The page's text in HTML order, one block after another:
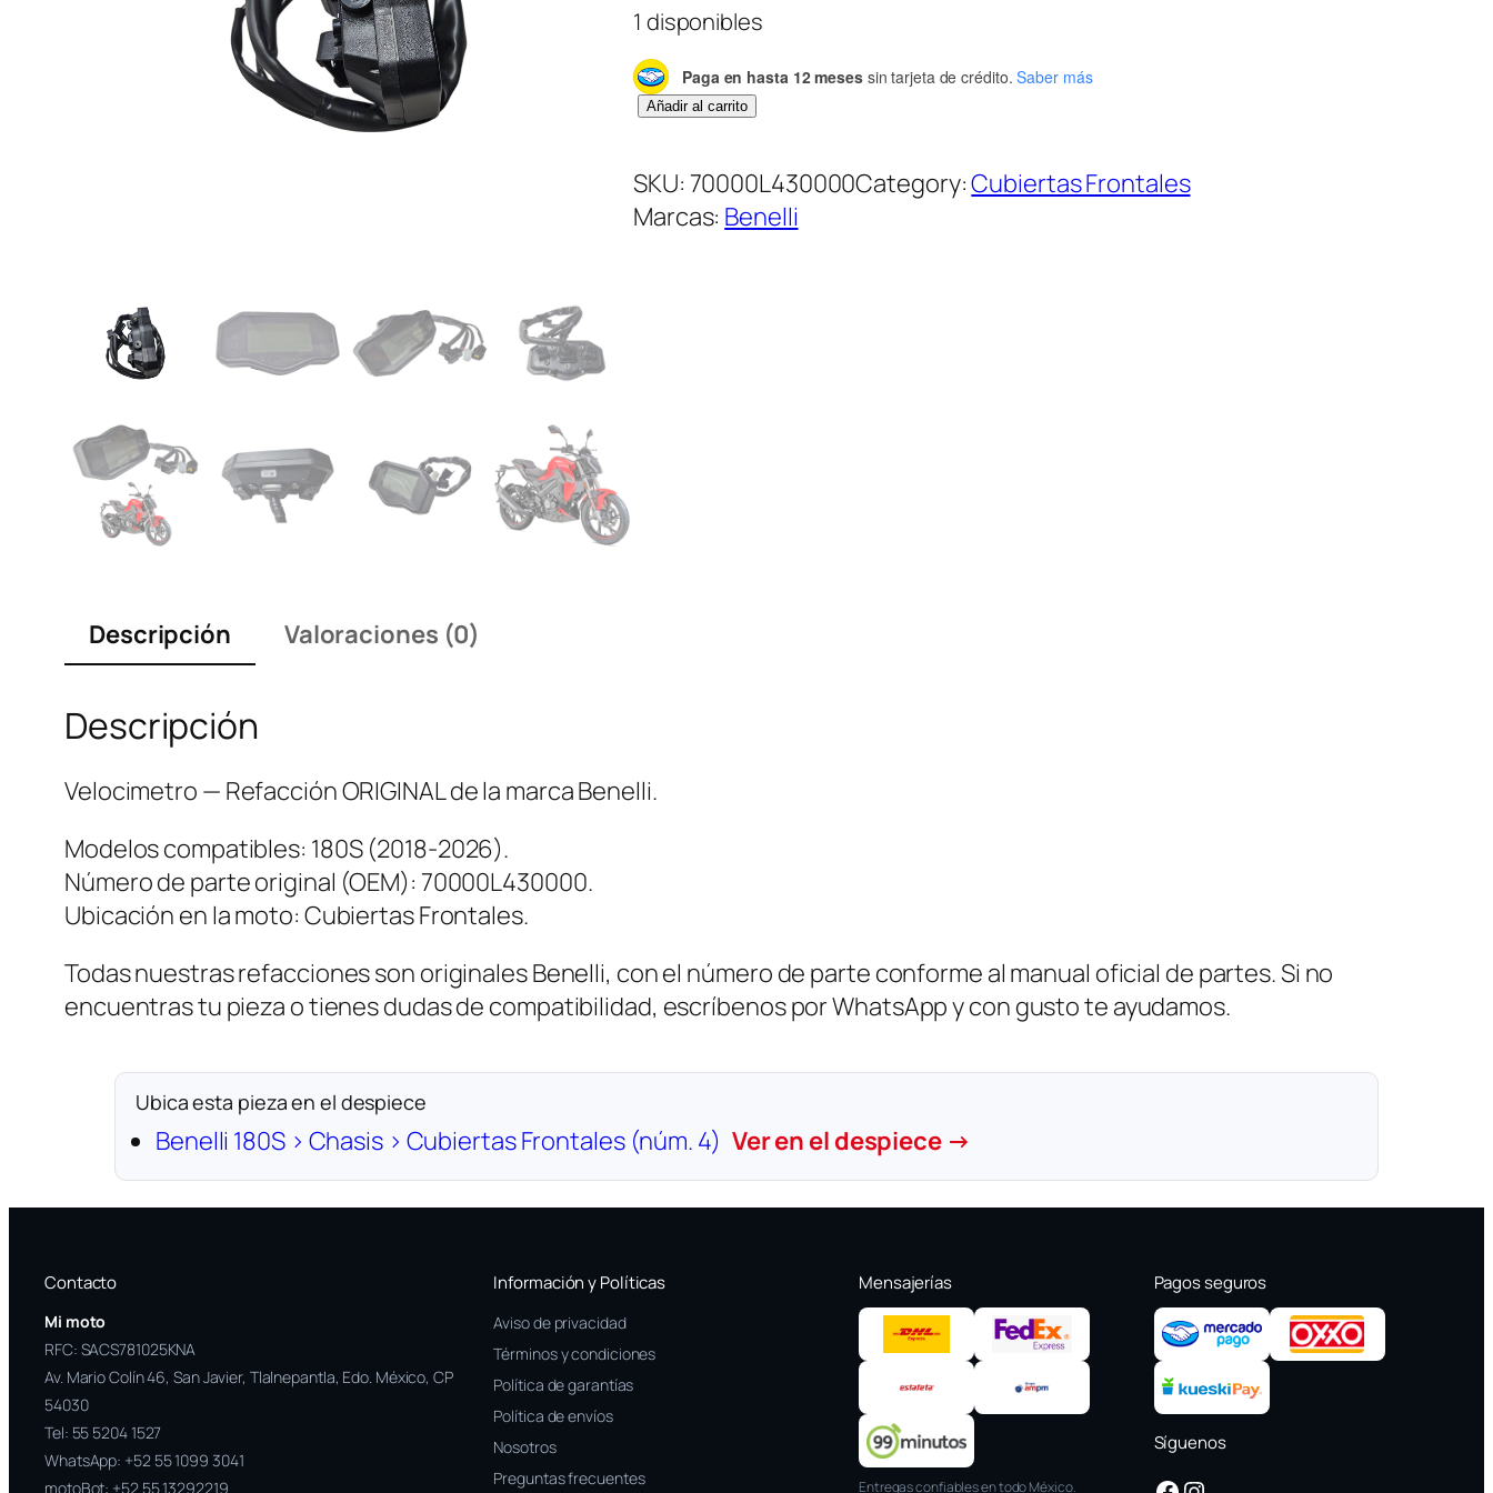
1 disponibles
Paga en hasta 12 mesessin tarjeta de crédito. Saber más
V
l
o
Añadir al carrito
SKU: 70000L430000Category:Cubiertas Frontales
Marcas: Benelli
Descripción Valoraciones (0)
Descripción
Velocimetro — Refacción ORIGINAL de la marca Benelli.
Modelos compatibles: 180S (2018-2026).
Número de parte original (OEM): 70000L430000.
Ubicación en la moto: Cubiertas Frontales.
Todas nuestras refacciones son originales Benelli, con el número de parte conforme al manual oficial de partes. Si no
encuentras tu pieza o tienes dudas de compatibilidad, escríbenos por WhatsApp y con gusto te ayudamos.
Ubica esta pieza en el despiece
Benelli 180S › Chasis › Cubiertas Frontales (núm. 4) Ver en el despiece →
Contacto
Mi moto
RFC: SACS781025KNA
Av. Mario Colín 46, San Javier, Tlalnepantla, Edo. México, CP
54030
Tel: 55 5204 1527
WhatsApp: +52 55 1099 3041
motoBot: +52 55 13292219
Información y Políticas
Aviso de privacidad
Términos y condiciones
Política de garantías
Política de envíos
Nosotros
Preguntas frecuentes
Mensajerías
Entregas confiables en todo México.
Pagos seguros
Síguenos